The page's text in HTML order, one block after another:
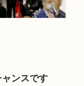
ンスです